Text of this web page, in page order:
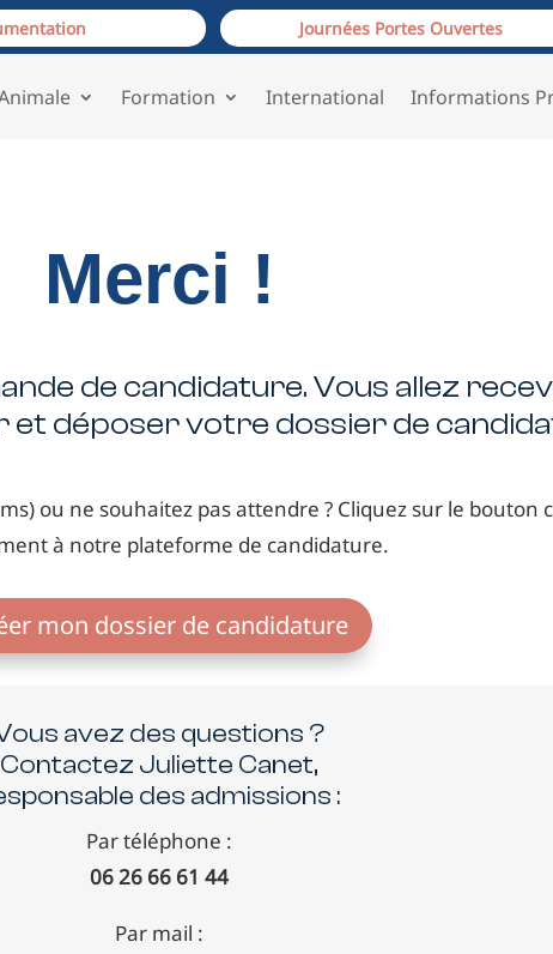
Journées Portes Ouvertes
Formation International Informations
Merci !
de candidature. Vous allez
déposer votre dossier de
ou ne souhaitez pas attendre ? Cliquez sur le bouton
à notre plateforme de candidature.
mon dossier de candidature
avez des questions ?
Contactez Juliette Canet,
des admissions :
Par téléphone :
06 26 66 61 44
Par mail :